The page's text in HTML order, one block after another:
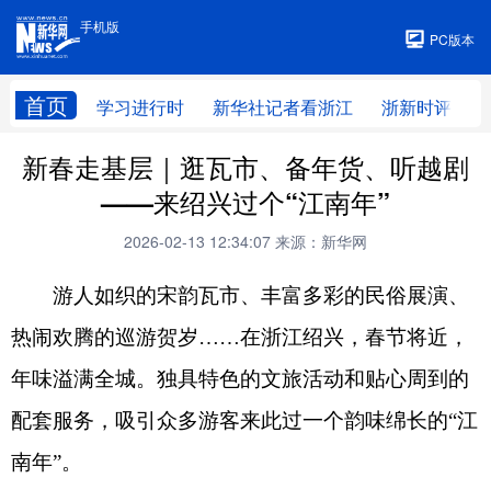
手机版
PC版本
首页 学习进行时 新华社记者看浙江 浙新时评
手机版
新春走基层｜逛瓦市、备年货、听越剧
——来绍兴过个“江南年”
2026-02-13 12:34:07 来源：新华网
游人如织的宋韵瓦市、丰富多彩的民俗展演、
热闹欢腾的巡游贺岁……在浙江绍兴，春节将近，
年味溢满全城。独具特色的文旅活动和贴心周到的
配套服务，吸引众多游客来此过一个韵味绵长的“江
南年”。